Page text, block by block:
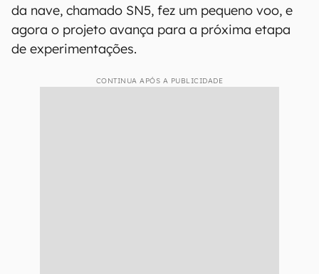
da nave, chamado SN5, fez um pequeno voo, e
agora o projeto avança para a próxima etapa
de experimentações.
CONTINUA APÓS A PUBLICIDADE